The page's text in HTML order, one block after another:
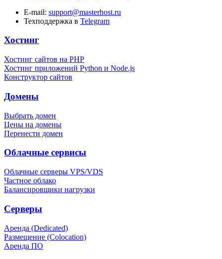
E-mail: support@masterhost.ru
Техподдержка в Telegram
Хостинг
Хостинг сайтов на PHP
Хостинг приложений Python и Node.js
Конструктор сайтов
Домены
Выбрать домен
Цены на домены
Перенести домен
Облачные сервисы
Облачные серверы VPS/VDS
Частное облако
Балансировщики нагрузки
Серверы
Аренда (Dedicated)
Размещение (Colocation)
Аренда ПО